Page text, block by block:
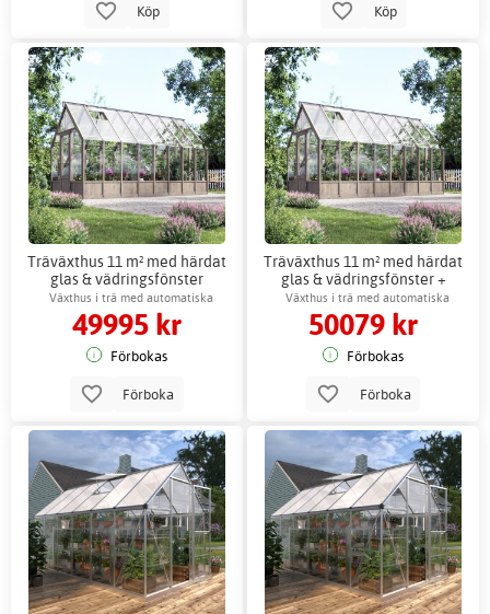
Köp Köp
Träväxthus 11 m² med härdat
glas & vädringsfönster
Växthus i trä med automatiska
fönsteröppnare
49995 kr
Förbokas
Förboka
Träväxthus 11 m² med härdat
glas & vädringsfönster +
Växthustillbehör
Växthus i trä med automatiska
fönsteröppnare
50079 kr
Förbokas
Förboka